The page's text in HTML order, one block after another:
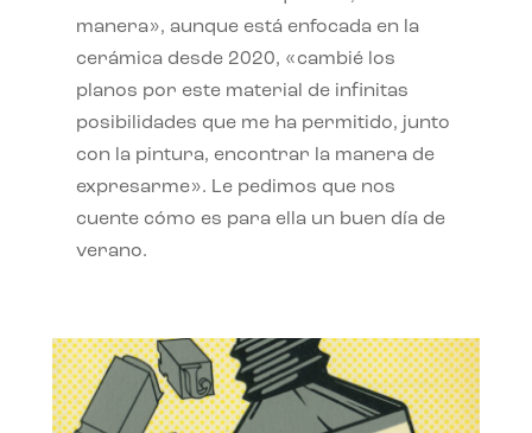
manera», aunque está enfocada en la
cerámica desde 2020, «cambié los
planos por este material de infinitas
posibilidades que me ha permitido, junto
con la pintura, encontrar la manera de
expresarme». Le pedimos que nos
cuente cómo es para ella un buen día de
verano.